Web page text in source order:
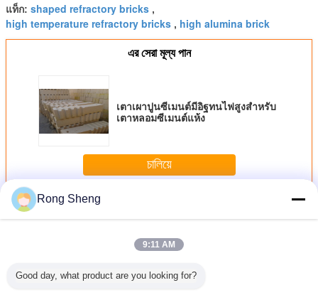
แท็ก: shaped refractory bricks ,
high temperature refractory bricks , high alumina brick
এর সেরা মূল্য পান
เตาเผาปูนซีเมนต์มีอิฐทนไฟสูงสำหรับ
เตาหลอมซีเมนต์แห้ง
চালিয়ে
มากกว่าอลูมินาทนไฟสูง
Rong Sheng
9:11 AM
Good day, what product are you looking for?